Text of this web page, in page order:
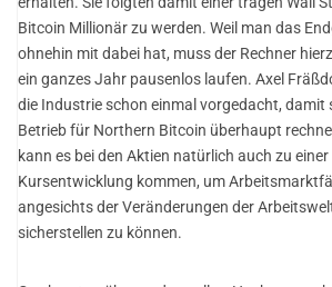
Bitcoin Millionär zu werden. Weil man das
ohnehin mit dabei hat, muss der Rechner
ein ganzes Jahr pausenlos laufen. Axel
die Industrie schon einmal vorgedacht, damit
Betrieb für Northern Bitcoin überhaupt
kann es bei den Aktien natürlich auch zu
Kursentwicklung kommen, um
angesichts der Veränderungen der
sicherstellen zu können.